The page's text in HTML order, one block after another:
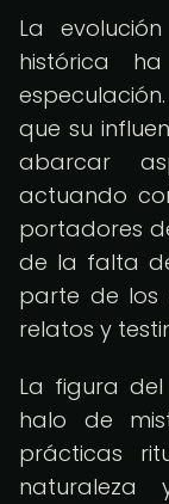
La
histórica
que su
abarcar
actuando
portadores
de la falta
parte de los
relatos y
La figura
halo de
prácticas
naturaleza